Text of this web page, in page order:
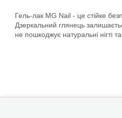
Гель-лак MG Nail - це стійке
Дзеркальний глянець
не пошкоджує натуральні нігті